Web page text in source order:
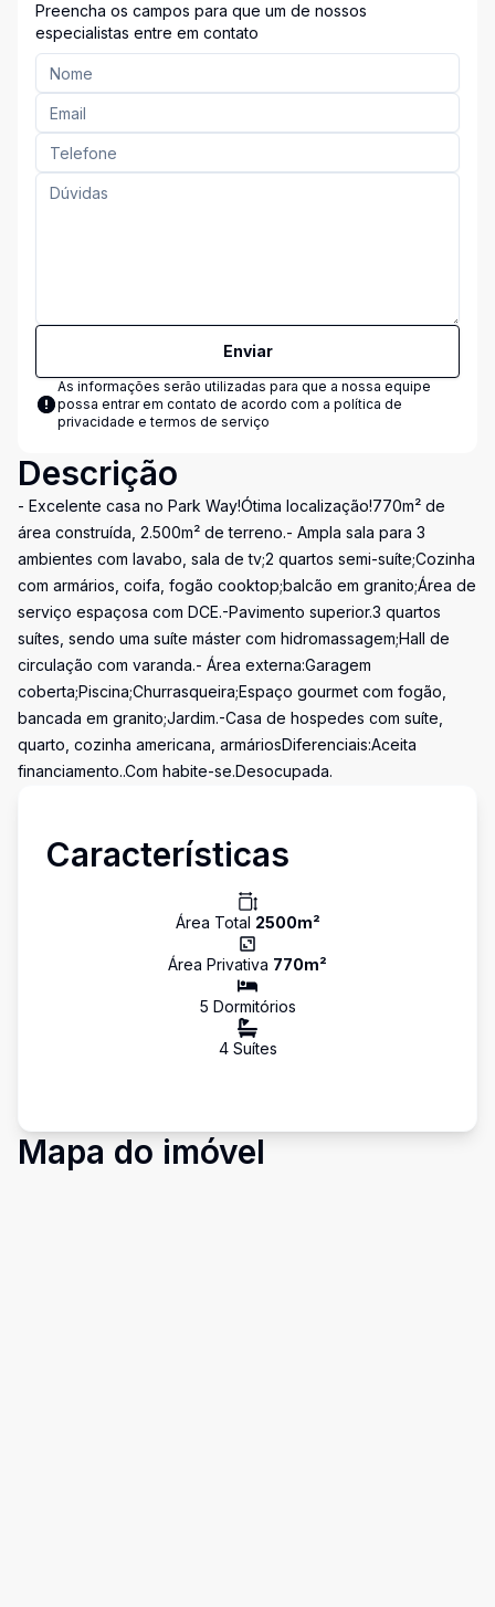
Preencha os campos para que um de nossos
especialistas entre em contato
Enviar
As informações serão utilizadas para que a nossa equipe
possa entrar em contato de acordo com a política de
privacidade e termos de serviço
Descrição
- Excelente casa no Park Way!Ótima localização!770m² de
área construída, 2.500m² de terreno.- Ampla sala para 3
ambientes com lavabo, sala de tv;2 quartos semi-suíte;Cozinha
com armários, coifa, fogão cooktop;balcão em granito;Área de
serviço espaçosa com DCE.-Pavimento superior.3 quartos
suítes, sendo uma suíte máster com hidromassagem;Hall de
circulação com varanda.- Área externa:Garagem
coberta;Piscina;Churrasqueira;Espaço gourmet com fogão,
bancada em granito;Jardim.-Casa de hospedes com suíte,
quarto, cozinha americana, armáriosDiferenciais:Aceita
financiamento..Com habite-se.Desocupada.
Características
Área Total 2500m²
Área Privativa 770m²
5 Dormitórios
4Suítes
Mapa do imóvel